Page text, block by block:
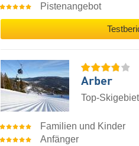
Pistenangebot
Arber
Top-Skigebiet
Familien und Kinder
Anfänger